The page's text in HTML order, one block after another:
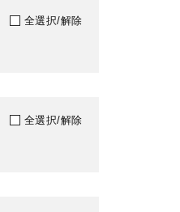
全選択/解除
全選択/解除